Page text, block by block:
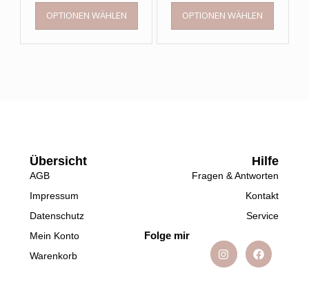
OPTIONEN WÄHLEN OPTIONEN WÄHLEN
Übersicht
AGB
Impressum
Datenschutz
Mein Konto
Warenkorb
Hilfe
Fragen & Antworten
Kontakt
Service
Folge mir